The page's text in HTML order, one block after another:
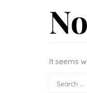
It seems